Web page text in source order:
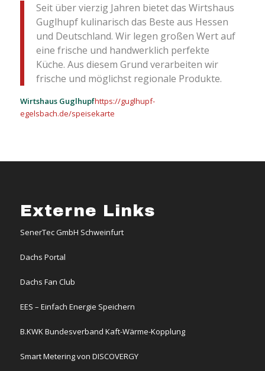
Seit über vierzig Jahren bietet das Wirtshaus
Guglhupf kulinarisch das Beste aus Hessen
und Deutschland. Wir legen großen Wert auf
eine frische und handwerklich perfekte
Küche. Aus diesem Grund verarbeiten wir
frische und möglichst regionale Produkte.
Wirtshaus Guglhupfhttps://guglhupf-
egelsbach.de/speisekarte
Externe Links
SenerTec GmbH Schweinfurt
Dachs Portal
Dachs Fan Club
EES – Einfach Energie Speichern
B.KWK Bundesverband Kaft-Wärme-Kopplung
Smart Metering von DISCOVERGY